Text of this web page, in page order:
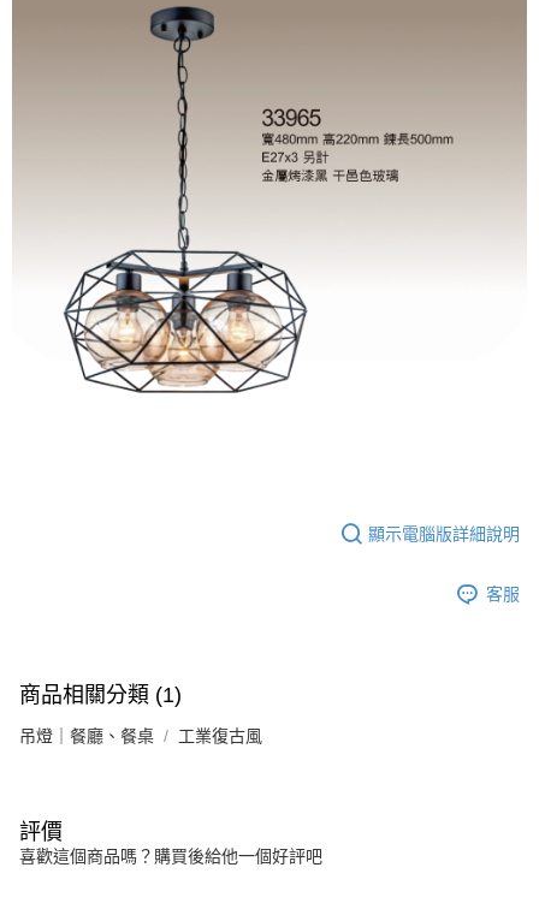
易，需依本服務之必要範圍內提供個人資料，並將交易相關給付款項請求債
權轉讓予恩沛科技股份有限公司。
２．關於個人資料處理事宜，請瀏覽以下網址：
https://aftee.tw/terms/#terms3
３．未成年的使用者請事先徵得法定代理人或監護人之同意方可使用
「AFTEE先享後付」，若未經同意申辦者引起之損失，本公司不負相關責
４．使用「AFTEE先享後付」時，將依據個別帳號之用戶狀況，依本公司即
時審查核予不同之上限額度；若仍有額度不足之情形，本公司將視審查結果
請求用戶進行身份認證。
５．嚴禁一人註冊多個帳號或使用他人資訊註冊。若發現惡意使用之情形，
恩沛科技股份有限公司將有權停止該用戶之使用額度並採取法律行動。
顯示電腦版詳細說明
客服
商品相關分類 (1)
吊燈｜餐廳、餐桌 工業復古風
評價
喜歡這個商品嗎？購買後給他一個好評吧